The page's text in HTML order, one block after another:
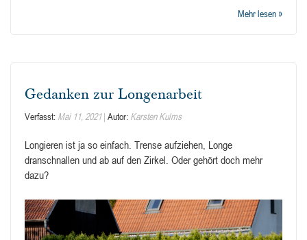
Mehr lesen »
Gedanken zur Longenarbeit
Verfasst: Mai 11, 2021 Autor: Karsten Kulms
Longieren ist ja so einfach. Trense aufziehen, Longe
dranschnallen und ab auf den Zirkel. Oder gehört doch mehr
dazu?